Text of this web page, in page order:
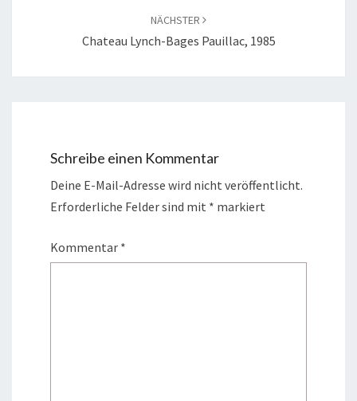
NÄCHSTER
Chateau Lynch-Bages Pauillac, 1985
Schreibe einen Kommentar
Deine E-Mail-Adresse wird nicht veröffentlicht.
Erforderliche Felder sind mit * markiert
Kommentar *